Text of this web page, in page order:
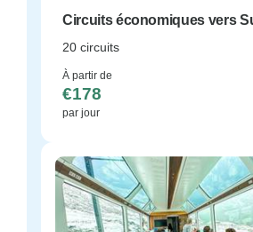
Circuits économiques vers
20 circuits
À partir de
€178
par jour